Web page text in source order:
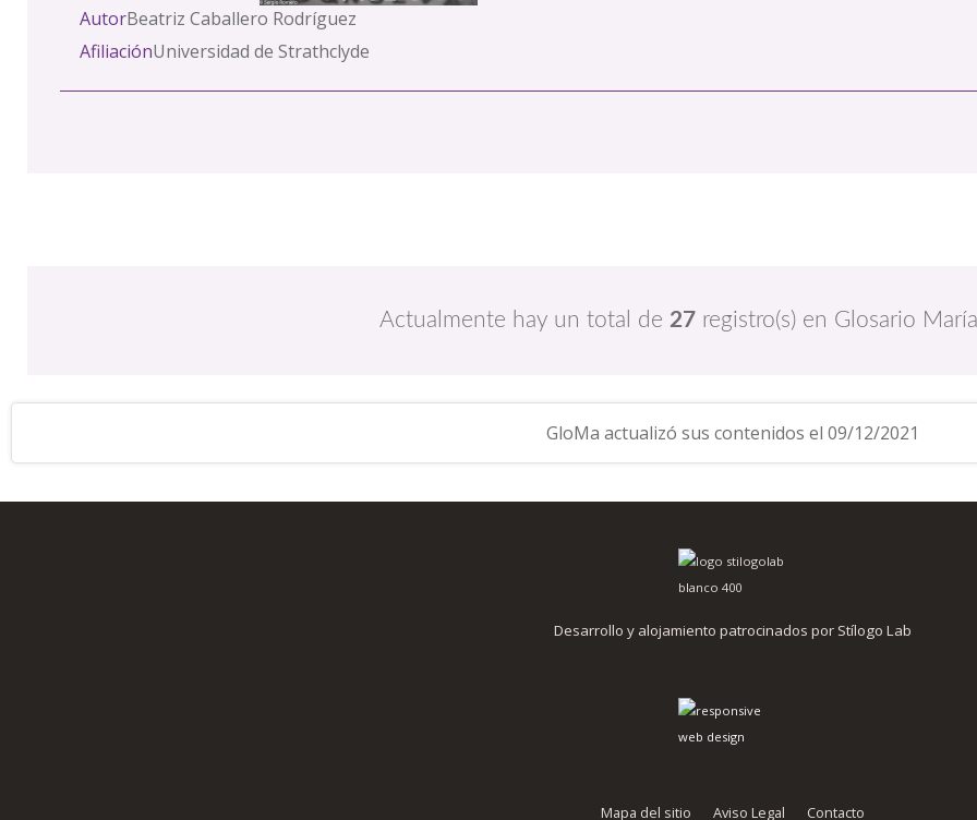
AutorBeatriz Caballero Rodríguez
AfiliaciónUniversidad de Strathclyde
Actualmente hay un total de 27 registro(s) en Glosario
GloMa actualizó sus contenidos el 09/12/2021
Desarrollo y alojamiento patrocinados por Stílogo Lab
Mapa del sitio Aviso Legal Contacto